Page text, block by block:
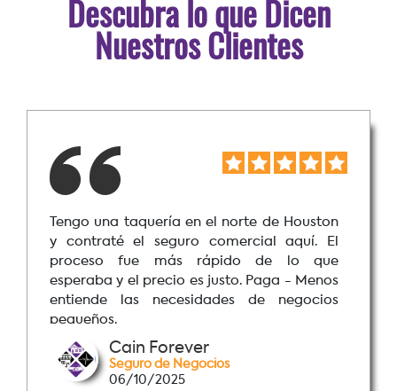
Descubra lo que Dicen
Nuestros Clientes
norte de Houston
aquí. El
de lo que
Paga - Menos
de negocios
Mi negocio de
insurance y aquí me
una buena póliza. El agente
cubría cada opción sin
pagos mensuales